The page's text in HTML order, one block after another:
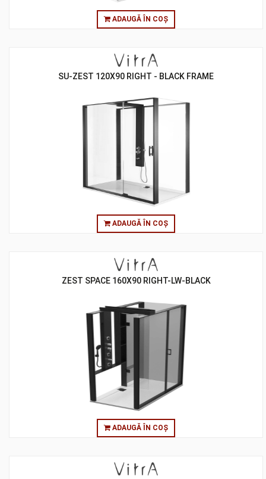
ADAUGĂ ÎN COȘ
SU-ZEST 120X90 RIGHT - BLACK FRAME
ADAUGĂ ÎN COȘ
ZEST SPACE 160X90 RIGHT-LW-BLACK
ADAUGĂ ÎN COȘ